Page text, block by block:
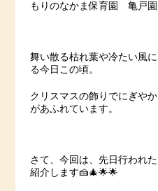
もりのなかま保育園 亀戸園
舞い散る枯れ葉や冷たい風
る今日この頃。
クリスマスの飾りでにぎや
があふれています。
さて、今回は、先日行われ
紹介します🍰🎄🌟🌟